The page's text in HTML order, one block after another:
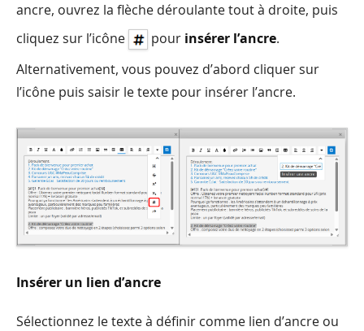
ancre, ouvrez la flèche déroulante tout à droite, puis
cliquez sur l’icône
pour insérer l’ancre.
Alternativement, vous pouvez d’abord cliquer sur
l’icône puis saisir le texte pour insérer l’ancre.
Insérer un lien d’ancre
Sélectionnez le texte à définir comme lien d’ancre ou